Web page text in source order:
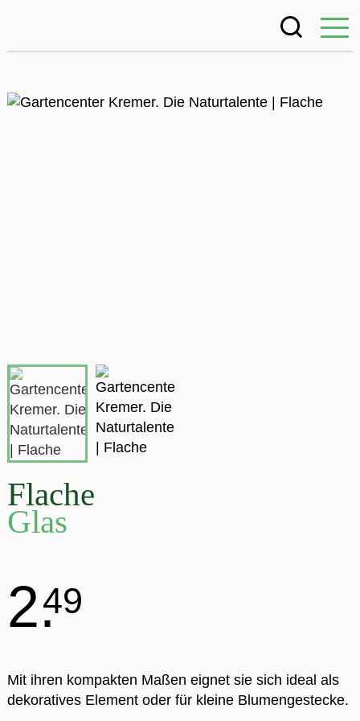
Flache
Glas
2.49
Mit ihren kompakten Maßen eignet sie sich ideal als
dekoratives Element oder für kleine Blumengestecke.